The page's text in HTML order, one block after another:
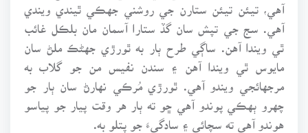
آهي، تيئن تيئن ستارن جي روشني جهڪي ٿيندي ويندي
آهي. سج جي تپش سان گڏ ستارا آسمان مان بلڪل غائب
ٿي ويندا آهن. ساڳي طرح ٻار به ٿورڙي جهڻڪ ملڻ سان
مايوس ٿي ويندا آهن ۽ سندن نفيس من جو گلاب به
مرجهائجي ويندو آهي. ٿورڙي مُرڪي نهارڻ سان ٻار جو
چهرو ٻهڪي پوندو آهي ڇو ته ٻار هر وقت پيار جو پياسو
هوندو آهي ته سچائي ۽ سادگيءَ جو پتلو به.